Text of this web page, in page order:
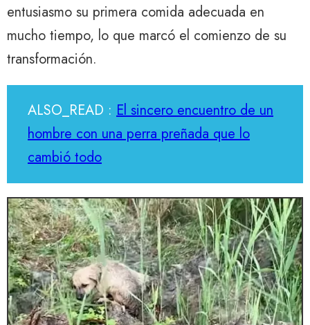
entusiasmo su primera comida adecuada en
mucho tiempo, lo que marcó el comienzo de su
transformación.
ALSO_READ : El sincero encuentro de un
hombre con una perra preñada que lo
cambió todo